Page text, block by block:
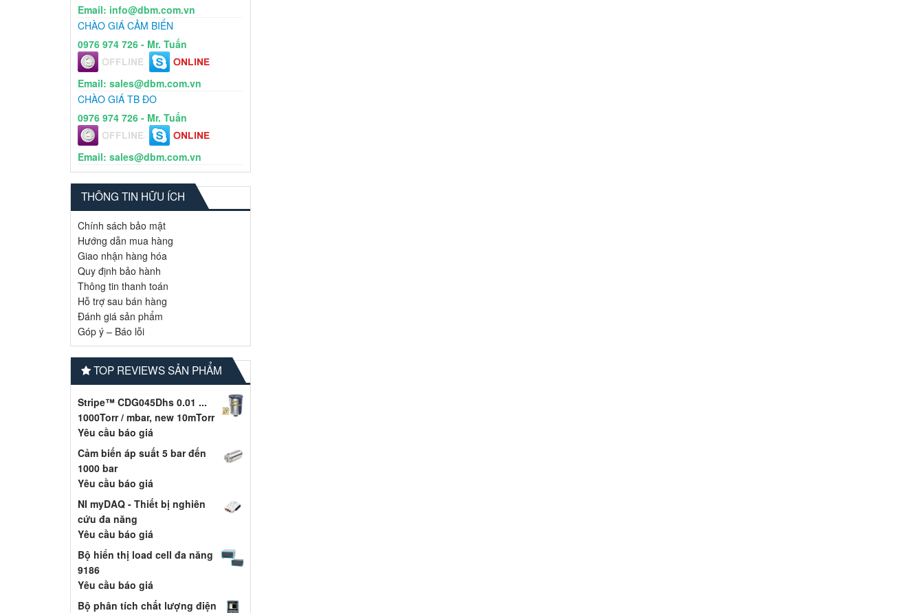
Email: info@dbm.com.vn
CHÀO GIÁ CẢM BIẾN
0976 974 726 - Mr. Tuấn
Email: sales@dbm.com.vn
CHÀO GIÁ TB ĐO
0976 974 726 - Mr. Tuấn
Email: sales@dbm.com.vn
THÔNG TIN HỮU ÍCH
Chính sách bảo mật
Hướng dẫn mua hàng
Giao nhận hàng hóa
Quy định bảo hành
Thông tin thanh toán
Hỗ trợ sau bán hàng
Đánh giá sản phẩm
Góp ý – Báo lỗi
TOP REVIEWS SẢN PHẨM
Stripe™ CDG045Dhs 0.01 ...
1000Torr / mbar, new 10mTorr
Yêu cầu báo giá
Cảm biến áp suất 5 bar đến
1000 bar
Yêu cầu báo giá
NI myDAQ - Thiết bị nghiên
cứu đa năng
Yêu cầu báo giá
Bộ hiển thị load cell đa năng
9186
Yêu cầu báo giá
Bộ phân tích chất lượng điện